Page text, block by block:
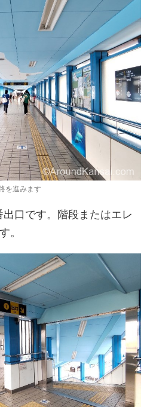
を進みます
口です。階段またはエレ
。